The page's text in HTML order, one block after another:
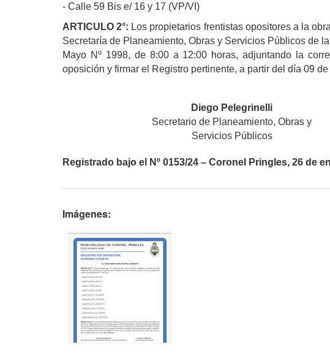
- Calle 59 Bis e/ 16 y 17 (VP/VI)
ARTICULO 2°: Los propietarios frentistas opositores a la
Secretaría de Planeamiento, Obras y Servicios Públicos de
Mayo Nº 1998, de 8:00 a 12:00 horas, adjuntando la
oposición y firmar el Registro pertinente, a partir del día 09
Diego Pelegrinelli
Secretario de Planeamiento, Obras y
Servicios Públicos
Registrado bajo el Nº 0153/24 – Coronel Pringles, 26 de
Imágenes: